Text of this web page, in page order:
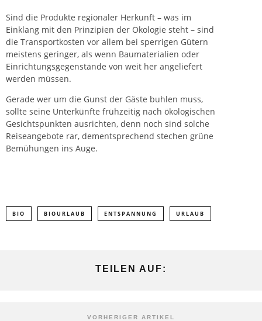
Sind die Produkte regionaler Herkunft – was im
Einklang mit den Prinzipien der Ökologie steht – sind
die Transportkosten vor allem bei sperrigen Gütern
meistens geringer, als wenn Baumaterialien oder
Einrichtungsgegenstände von weit her angeliefert
werden müssen.
Gerade wer um die Gunst der Gäste buhlen muss,
sollte seine Unterkünfte frühzeitig nach ökologischen
Gesichtspunkten ausrichten, denn noch sind solche
Reiseangebote rar, dementsprechend stechen grüne
Bemühungen ins Auge.
BIO BIOURLAUB ENTSPANNUNG URLAUB
TEILEN AUF:
VORHERIGER ARTIKEL